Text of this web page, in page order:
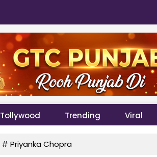
Tollywood Trending Viral
# Priyanka Chopra